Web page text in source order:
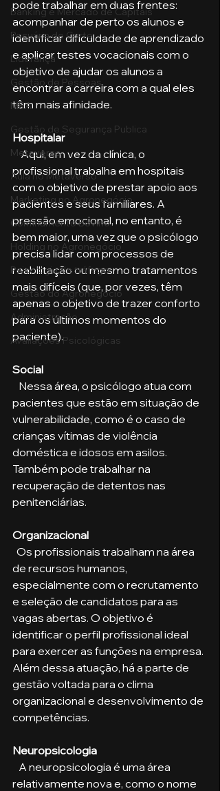
Banking e Mercado de Capitais
Pecuária de Corte
Liderança
Gestão de Pessoas
MBA
Gestão de Segurança Publica
Metaverso
Aula no Metaverso
Marketing no Agronegócio
Confinamento Bovino
Holding no Agronegócio
Psicologia de tráfego
Gestão do Agronegócio
Administração
Avaliações Psicológicas
pode trabalhar em duas frentes:
acompanhar de perto os alunos e
identificar dificuldade de aprendizado
e aplicar testes vocacionais com o
objetivo de ajudar os alunos a
encontrar a carreira com a qual eles
têm mais afinidade.
Hospitalar
    Aqui, em vez da clínica, o
profissional trabalha em hospitais
com o objetivo de prestar apoio aos
pacientes e seus familiares. A
pressão emocional, no entanto, é
bem maior, uma vez que o psicólogo
precisa lidar com processos de
reabilitação ou mesmo tratamentos
mais difíceis (que, por vezes, têm
apenas o objetivo de trazer conforto
para os últimos momentos do
paciente).
Social
pacientes que estão em situação de
vulnerabilidade, como é o caso de
crianças vítimas de violência
doméstica e idosos em asilos.
Também pode trabalhar na
recuperação de detentos nas
penitenciárias.
Organizacional
de recursos humanos,
especialmente com o recrutamento
e seleção de candidatos para as
vagas abertas. O objetivo é
identificar o perfil profissional ideal
para exercer as funções na empresa.
Além dessa atuação, há a parte de
gestão voltada para o clima
organizacional e desenvolvimento de
competências.
Neuropsicologia
relativamente nova e, como o nome